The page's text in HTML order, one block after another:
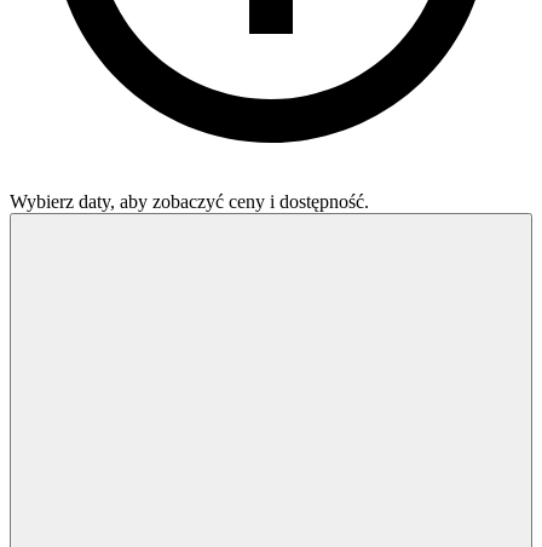
Wybierz daty, aby zobaczyć ceny i dostępność.